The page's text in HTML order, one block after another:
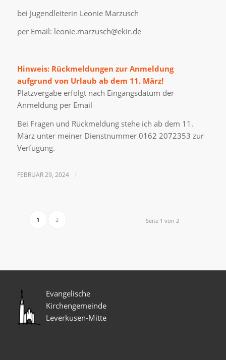
bei Jugendleiterin Leonie Marzusch
per Email: leonie.marzusch@ekir.de
Hinweis: Rückmeldungen zur Anmeldung
aufgrund von Urlaub ab dem 11. März!
Platzvergabe erfolgt nach Eingangsdatum der
Anmeldung per Email
Bei Fragen und Rückmeldung stehe ich ab dem 11.
März unter meiner Dienstnummer 0162 2072353 zur
Verfügung.
FEBRUAR 29, 2024 /
Seite 1 von 2
1 2
Evangelische
Kirchengemeinde
Leverkusen-Mitte